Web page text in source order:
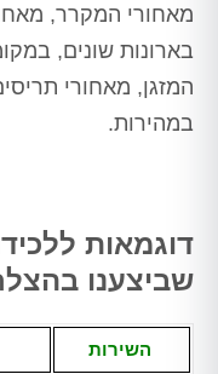
מאחורי המקרר,
בארונות שונים,
המזגן, מאחורי
במהירות.
דוגמאות
שביצענו
השירות